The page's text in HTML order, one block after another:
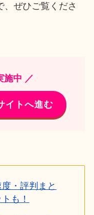
、ぜひご覧くださ
施中 ／
イトへ進む
・評判まと
も！